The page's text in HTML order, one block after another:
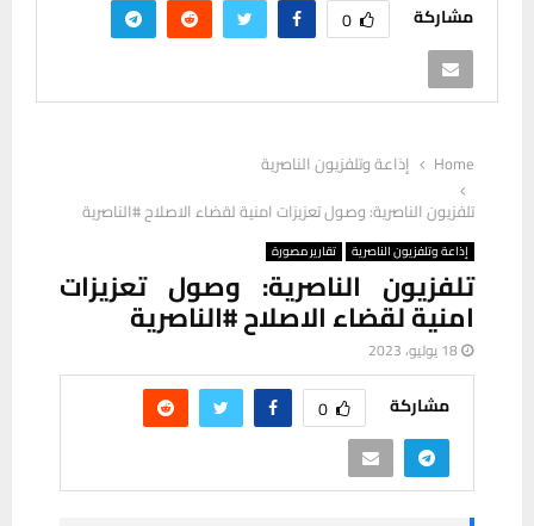
مشاركة 0
Home
إذاعة وتلفزيون الناصرية
تلفزيون الناصرية: وصول تعزيزات امنية لقضاء الاصلاح #الناصرية
إذاعة وتلفزيون الناصرية تقارير مصورة
تلفزيون الناصرية: وصول تعزيزات
امنية لقضاء الاصلاح #الناصرية
18 يوليو، 2023
مشاركة 0